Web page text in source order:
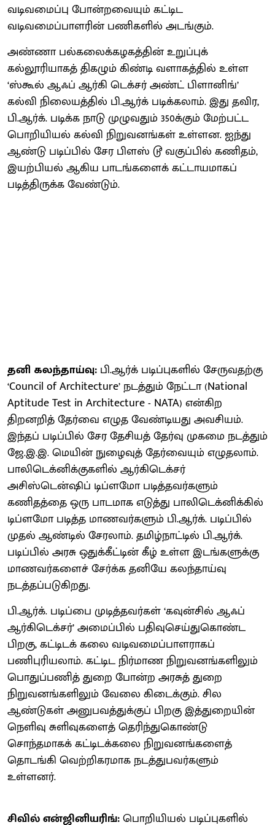
வடிவமைப்பு போன்றவையும் கட்டிட
வடிவமைப்பாளரின் பணிகளில் அடங்கும்.
அண்ணா பல்கலைக்கழகத்தின் உறுப்புக்
கல்லூரியாகத் திகழும் கிண்டி வளாகத்தில் உள்ள
‘ஸ்கூல் ஆஃப் ஆர்கி டெக்சர் அண்ட் பிளானிங்’
கல்வி நிலையத்தில் பி.ஆர்க் படிக்கலாம். இது தவிர,
பி.ஆர்க். படிக்க நாடு முழுவதும் 350க்கும் மேற்பட்ட
பொறியியல் கல்வி நிறுவனங்கள் உள்ளன. ஐந்து
ஆண்டு படிப்பில் சேர பிளஸ் டூ வகுப்பில் கணிதம்,
இயற்பியல் ஆகிய பாடங்களைக் கட்டாயமாகப்
படித்திருக்க வேண்டும்.
தனி கலந்தாய்வு: பி.ஆர்க் படிப்புகளில் சேருவதற்கு
‘Council of Architecture’ நடத்தும் நேட்டா (National
Aptitude Test in Architecture - NATA) என்கிற
திறனறித் தேர்வை எழுத வேண்டியது அவசியம்.
இந்தப் படிப்பில் சேர தேசியத் தேர்வு முகமை நடத்தும்
ஜே.இ.இ. மெயின் நுழைவுத் தேர்வையும் எழுதலாம்.
பாலிடெக்னிக்குகளில் ஆர்கிடெக்சர்
அசிஸ்டென்ஷிப் டிப்ளமோ படித்தவர்களும்
கணிதத்தை ஒரு பாடமாக எடுத்து பாலிடெக்னிக்கில்
டிப்ளமோ படித்த மாணவர்களும் பி.ஆர்க். படிப்பில்
முதல் ஆண்டில் சேரலாம். தமிழ்நாட்டில் பி.ஆர்க்.
படிப்பில் அரசு ஒதுக்கீட்டின் கீழ் உள்ள இடங்களுக்கு
மாணவர்களைச் சேர்க்க தனியே கலந்தாய்வு
நடத்தப்படுகிறது.
பி.ஆர்க். படிப்பை முடித்தவர்கள் ‘கவுன்சில் ஆஃப்
ஆர்கிடெக்சர்’ அமைப்பில் பதிவுசெய்துகொண்ட
பிறகு, கட்டிடக் கலை வடிவமைப்பாளராகப்
பணிபுரியலாம். கட்டிட நிர்மாண நிறுவனங்களிலும்
பொதுப்பணித் துறை போன்ற அரசுத் துறை
நிறுவனங்களிலும் வேலை கிடைக்கும். சில
ஆண்டுகள் அனுபவத்துக்குப் பிறகு இத்துறையின்
நெளிவு சுளிவுகளைத் தெரிந்துகொண்டு
சொந்தமாகக் கட்டிடக்கலை நிறுவனங்களைத்
தொடங்கி வெற்றிகரமாக நடத்துபவர்களும்
உள்ளனர்.
சிவில் என்ஜினியரிங்:பொறியியல் படிப்புகளில்